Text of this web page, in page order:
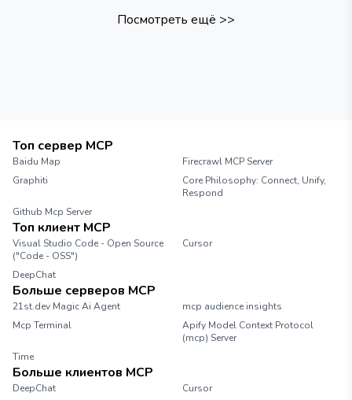
Посмотреть ещё >>
Топ сервер MCP
Baidu Map
Firecrawl MCP Server
Graphiti
Core Philosophy: Connect, Unify,
Respond
Github Mcp Server
Топ клиент MCP
Visual Studio Code - Open Source
("Code - OSS")
Cursor
DeepChat
Больше серверов MCP
21st.dev Magic Ai Agent
mcp audience insights
Mcp Terminal
Apify Model Context Protocol
(mcp) Server
Time
Больше клиентов MCP
DeepChat
Cursor